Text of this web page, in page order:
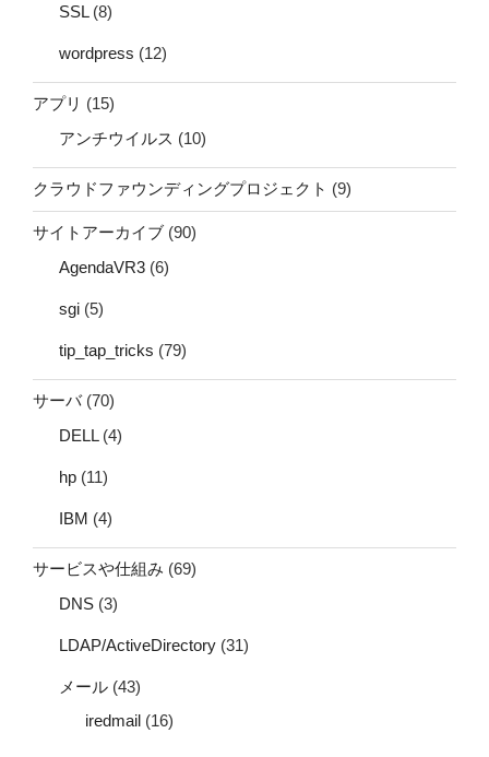
SSL(8)
wordpress (12)
アプリ (15)
アンチウイルス (10)
クラウドファウンディングプロジェクト (9)
サイトアーカイブ (90)
AgendaVR3 (6)
sgi (5)
tip_tap_tricks (79)
サーバ(70)
DELL(4)
hp (11)
IBM (4)
サービスや仕組み (69)
DNS (3)
LDAP/ActiveDirectory (31)
メール (43)
iredmail (16)